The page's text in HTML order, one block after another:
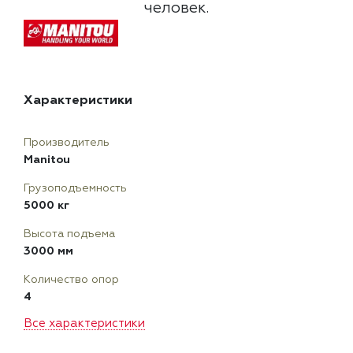
человек.
Характеристики
Все характеристики
Производитель
Manitou
Грузоподъемность
5000 кг
Высота подъема
3000 мм
Количество опор
4